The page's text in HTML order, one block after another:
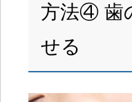
方法④ 歯
せる